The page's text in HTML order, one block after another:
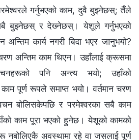
गर्नुभएको काम, दुवै बुझ्नेछस्; तैँले
बुझ्नेछस् र देख्‍नेछस्। येशूले गर्नुभएको
अन्तिम कार्य नगरी बिदा भएर जानुभयो?
अन्तिम काम थिएन। उहाँलाई क्रूसमा
पनि अन्त्य भयो; उहाँको
पूर्ण रूपले समाप्त भयो। वर्तमान चरण
बोलिसकेपछि र परमेश्‍वरका सबै काम
काम पूरा भएको हुनेछ। येशूको कामको
नबोलिएकै अवस्थामा रहे वा जसलाई पूर्ण